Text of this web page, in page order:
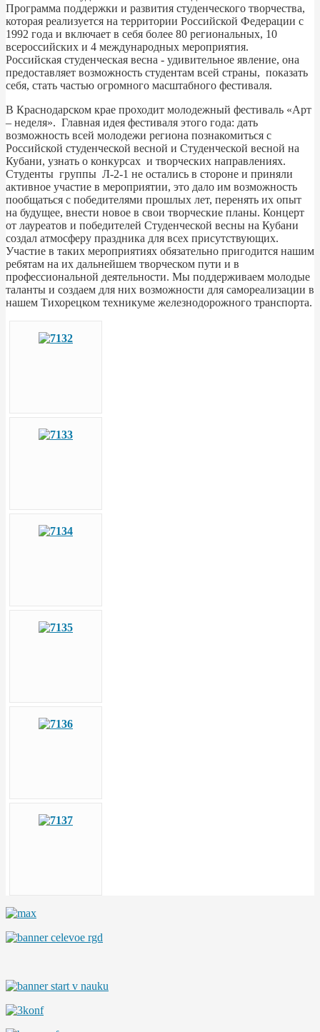
Программа поддержки и развития студенческого творчества,
которая реализуется на территории Российской Федерации с
1992 года и включает в себя более 80 региональных, 10
всероссийских и 4 международных мероприятия.
Российская студенческая весна - удивительное явление, она
предоставляет возможность студентам всей страны, показать
себя, стать частью огромного масштабного фестиваля.
В Краснодарском крае проходит молодежный фестиваль «Арт
– неделя». Главная идея фестиваля этого года: дать
возможность всей молодежи региона познакомиться с
Российской студенческой весной и Студенческой весной на
Кубани, узнать о конкурсах и творческих направлениях.
Студенты группы Л-2-1 не остались в стороне и приняли
активное участие в мероприятии, это дало им возможность
пообщаться с победителями прошлых лет, перенять их опыт
на будущее, внести новое в свои творческие планы. Концерт
от лауреатов и победителей Студенческой весны на Кубани
создал атмосферу праздника для всех присутствующих.
Участие в таких мероприятиях обязательно пригодится нашим
ребятам на их дальнейшем творческом пути и в
профессиональной деятельности. Мы поддерживаем молодые
таланты и создаем для них возможности для самореализации в
нашем Тихорецком техникуме железнодорожного транспорта.